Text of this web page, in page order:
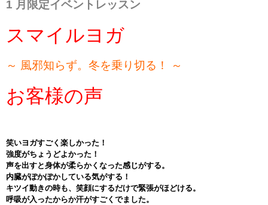
1 月限定イベントレッスン
スマイルヨガ
～ 風邪知らず。冬を乗り切る！ ～
お客様の声
笑いヨガすごく楽しかった！
強度がちょうどよかった！
声を出すと身体が柔らかくなった感じがする。
内臓がぽかぽかしている気がする！
キツイ動きの時も、笑顔にするだけで緊張がほどける。
呼吸が入ったからか汗がすごくでました。
プライバシーポリシー